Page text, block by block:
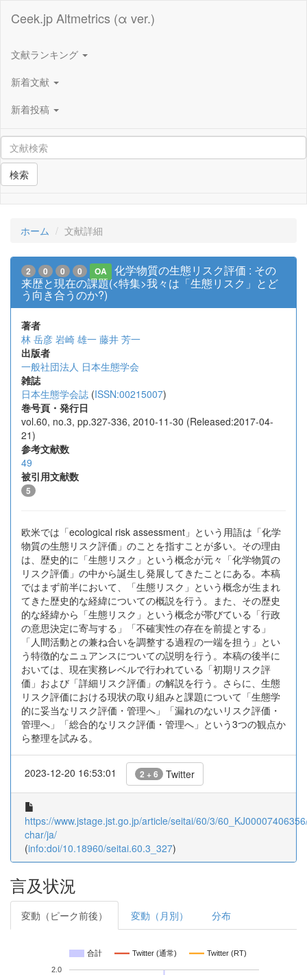
Ceek.jp Altmetrics (α ver.)
文献ランキング
新着文献
新着投稿
検索
ホーム 文献詳細
2 0 0 0 OA
化学物質の生態リスク評価 : その
来歴と現在の課題(<特集>我々は「生態リスク」とど
う向き合うのか?)
著者
林 岳彦 岩崎 雄一 藤井 芳一
出版者
一般社団法人 日本生態学会
雑誌
日本生態学会誌 (ISSN:00215007)
巻号頁・発行日
vol.60, no.3, pp.327-336, 2010-11-30 (Released:2017-04-
21)
参考文献数
49
被引用文献数
5
欧米では「ecological risk assessment」という用語は「化学
物質の生態リスク評価」のことを指すことが多い。その理由
は、歴史的に「生態リスク」という概念が元々「化学物質の
リスク評価」の中から誕生し発展してきたことにある。本稿
ではまず前半において、「生態リスク」という概念が生まれ
てきた歴史的な経緯についての概説を行う。また、その歴史
的な経緯から「生態リスク」という概念が帯びている「行政
の意思決定に寄与する」「不確実性の存在を前提とする」
「人間活動との兼ね合いを調整する過程の一端を担う」とい
う特徴的なニュアンスについての説明を行う。本稿の後半に
おいては、現在実務レベルで行われている「初期リスク評
価」および「詳細リスク評価」の解説を行う。さらに、生態
リスク評価における現状の取り組みと課題について「生態学
的に妥当なリスク評価・管理へ」「漏れのないリスク評価・
管理へ」「総合的なリスク評価・管理へ」という3つの観点か
ら整理を試みる。
2023-12-20 16:53:01 2 + 6 Twitter
https://www.jstage.jst.go.jp/article/seitai/60/3/
char/ja/
(info:doi/10.18960/seitai.60.3_327)
言及状況
変動（ピーク前後） 変動（月別） 分布
合計 Twitter (通常) Twitter (RT)
2.0